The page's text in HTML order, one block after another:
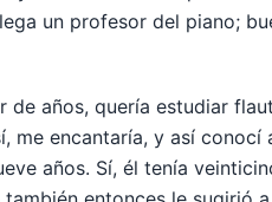
un profesor del piano;
de años, quería estudiar
me encantaría, y así
años. Sí, él tenía